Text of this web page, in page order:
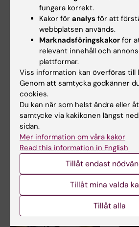
20 nov 2025
NASP tilldelas 3,7
miljoner för forskning
om ungas suicidalitet
Ulrika Lögdberg vid Nationellt
centrum för suicidforskning
och prevention…
5 nov
Hög
fungera korrekt.
Kakor för analys för att
webbplatsen används.
Marknadsföringskakor för
relevant innehåll och
plattformar.
Viss information kan överföras till
Genom att samtycka godkänner
cookies.
Du kan när som helst ändra eller
samtycke via kakikonen längst
sidan.
Mer information om våra kakor
Read this information in English
Tillåt endast
Tillåt mina valda
Tillåt alla